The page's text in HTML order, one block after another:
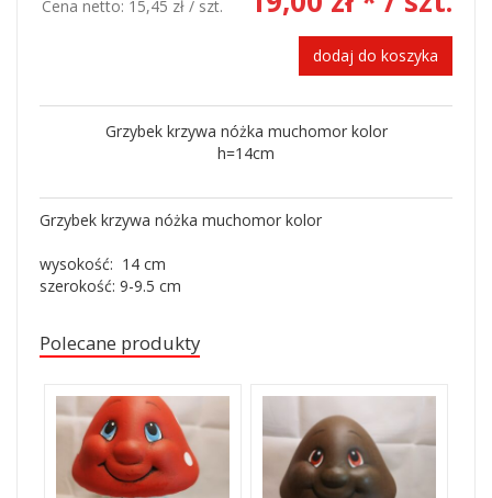
Cena netto: 15,45 zł / szt.
dodaj do koszyka
Grzybek krzywa nóżka muchomor kolor
h=14cm
Grzybek krzywa nóżka muchomor kolor
wysokość: 14 cm
szerokość: 9-9.5 cm
Polecane produkty